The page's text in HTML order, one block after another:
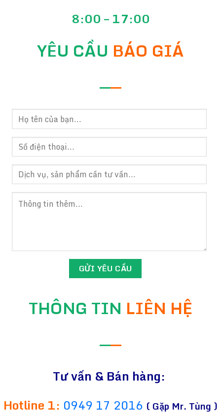
8:00 – 17:00
YÊU CẦU BÁO GIÁ
——
THÔNG TIN LIÊN HỆ
——
Tư vấn & Bán hàng:
Hotline 1: 0949 17 2016 ( Gặp Mr. Tùng )